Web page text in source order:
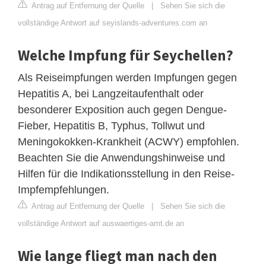
Antrag auf Entfernung der Quelle | Sehen Sie sich die
vollständige Antwort auf seyislands-adventures.com an
Welche Impfung für Seychellen?
Als Reiseimpfungen werden Impfungen gegen
Hepatitis A, bei Langzeitaufenthalt oder
besonderer Exposition auch gegen Dengue-
Fieber, Hepatitis B, Typhus, Tollwut und
Meningokokken-Krankheit (ACWY) empfohlen.
Beachten Sie die Anwendungshinweise und
Hilfen für die Indikationsstellung in den Reise-
Impfempfehlungen.
Antrag auf Entfernung der Quelle | Sehen Sie sich die
vollständige Antwort auf auswaertiges-amt.de an
Wie lange fliegt man nach den